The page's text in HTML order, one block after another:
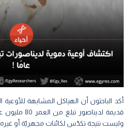
أكد الباحثون أن الهياكل المشابهة
قديمة
وليست نتيجة تكدّس لكائنات مجهريّة أو غيره